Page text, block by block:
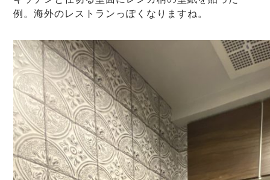
例。海外のレストランっぽくなりますね。